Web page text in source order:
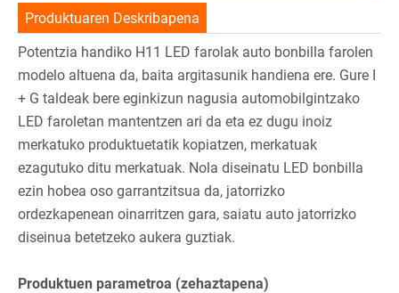
Produktuaren Deskribapena
Potentzia handiko H11 LED farolak auto bonbilla farolen
modelo altuena da, baita argitasunik handiena ere. Gure I
+ G taldeak bere eginkizun nagusia automobilgintzako
LED faroletan mantentzen ari da eta ez dugu inoiz
merkatuko produktuetatik kopiatzen, merkatuak
ezagutuko ditu merkatuak. Nola diseinatu LED bonbilla
ezin hobea oso garrantzitsua da, jatorrizko
ordezkapenean oinarritzen gara, saiatu auto jatorrizko
diseinua betetzeko aukera guztiak.
Produktuen parametroa (zehaztapena)